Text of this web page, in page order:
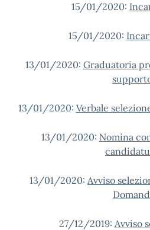
15/01/2020:
15/01/2020:
13/01/2020: Graduatoria
13/01/2020: Verbale
13/01/2020: Nomina
13/01/2020: Avviso
27/12/2019: Avviso